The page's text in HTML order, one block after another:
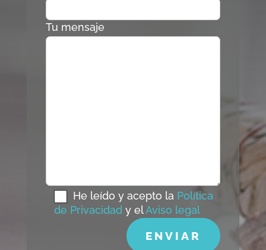
Tu mensaje
He leído y acepto la Política
de Privacidad y elAviso legal